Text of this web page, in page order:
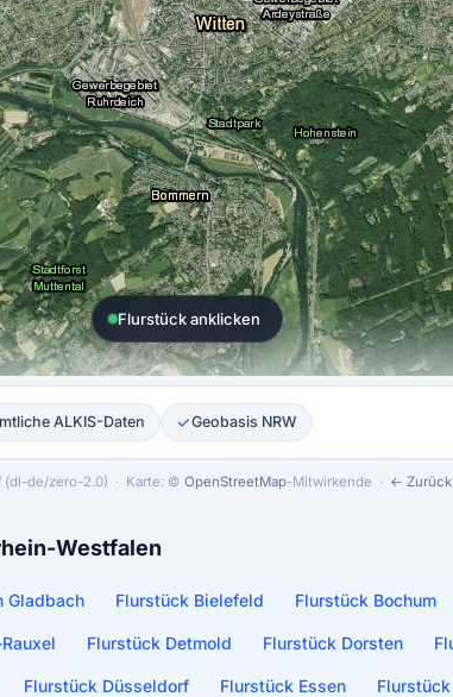
Flurstück anklicken
ALKIS-Daten Geobasis NRW
(dl-de/zero-2.0) · Karte: © OpenStreetMap-Mitwirkende · ←
Westfalen
Gladbach Flurstück Bielefeld Flurstück Bochum
Flurstück Detmold Flurstück Dorsten
Flurstück Düsseldorf Flurstück Essen